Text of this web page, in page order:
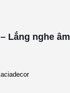
Lắng nghe âm